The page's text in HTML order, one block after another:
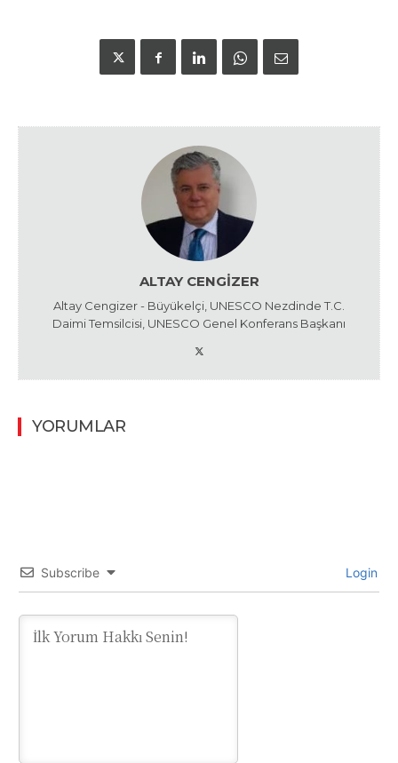
ALTAY CENGIZER
Altay Cengizer - Büyükelçi, UNESCO Nezdinde T.C.
Daimi Temsilcisi, UNESCO Genel Konferans Başkanı
YORUMLAR
Subscribe Login